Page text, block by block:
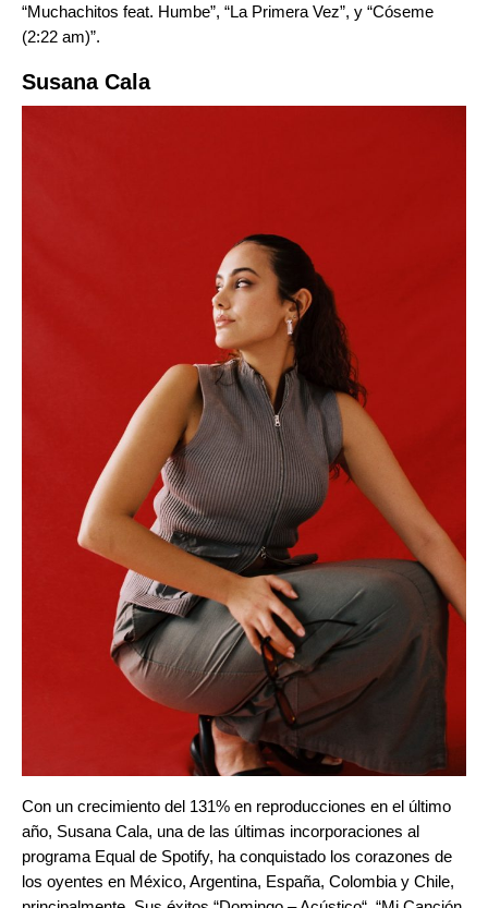
“Muchachitos feat. Humbe”, “La Primera Vez”, y “Cóseme
(2:22 am)”.
Susana Cala
Con un crecimiento del 131% en reproducciones en el último
año, Susana Cala, una de las últimas incorporaciones al
programa Equal de Spotify, ha conquistado los corazones de
los oyentes en México, Argentina, España, Colombia y Chile,